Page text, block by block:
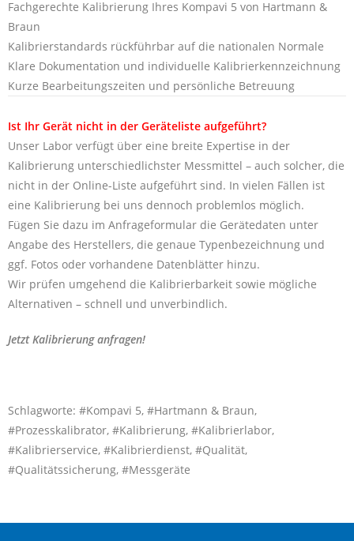
Fachgerechte Kalibrierung Ihres Kompavi 5 von Hartmann &
Braun
Kalibrierstandards rückführbar auf die nationalen Normale
Klare Dokumentation und individuelle Kalibrierkennzeichnung
Kurze Bearbeitungszeiten und persönliche Betreuung
Ist Ihr Gerät nicht in der Geräteliste aufgeführt?
Unser Labor verfügt über eine breite Expertise in der
Kalibrierung unterschiedlichster Messmittel – auch solcher, die
nicht in der Online-Liste aufgeführt sind. In vielen Fällen ist
eine Kalibrierung bei uns dennoch problemlos möglich.
Fügen Sie dazu im Anfrageformular die Gerätedaten unter
Angabe des Herstellers, die genaue Typenbezeichnung und
ggf. Fotos oder vorhandene Datenblätter hinzu.
Wir prüfen umgehend die Kalibrierbarkeit sowie mögliche
Alternativen – schnell und unverbindlich.
Jetzt Kalibrierung anfragen!
Schlagworte: #Kompavi 5, #Hartmann & Braun,
#Prozesskalibrator, #Kalibrierung, #Kalibrierlabor,
#Kalibrierservice, #Kalibrierdienst, #Qualität,
#Qualitätssicherung, #Messgeräte